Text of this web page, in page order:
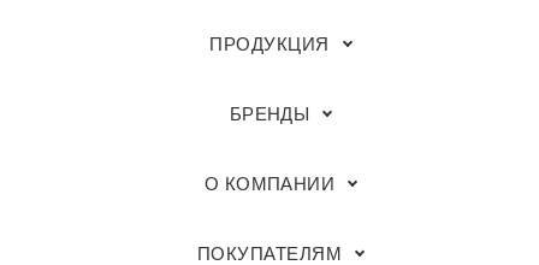
ПРОДУКЦИЯ
БРЕНДЫ
О КОМПАНИИ
ПОКУПАТЕЛЯМ